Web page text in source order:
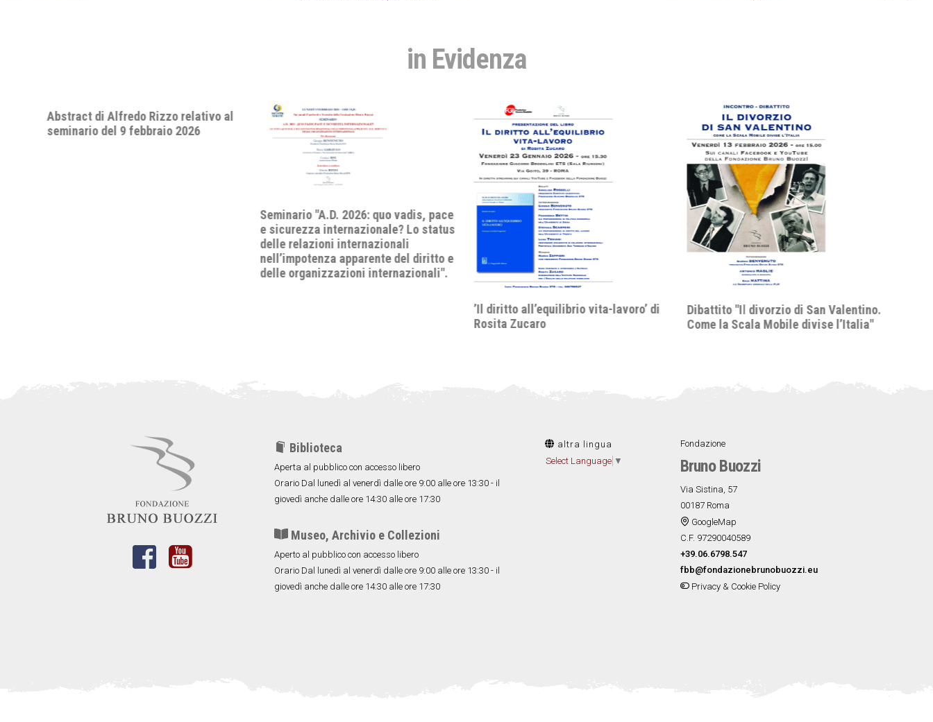
in Evidenza
Abstract di Alfredo Rizzo relativo al
seminario del 9 febbraio 2026
Seminario "A.D. 2026: quo vadis, pace
e sicurezza internazionale? Lo status
delle relazioni internazionali
nell’impotenza apparente del diritto e
delle organizzazioni internazionali".
’Il diritto all’equilibrio vita-lavoro’ di
Rosita Zucaro
Dibattito "Il divorzio di San Valentino.
Come la Scala Mobile divise l’Italia"
Biblioteca
Aperta al pubblico con accesso libero
Orario Dal lunedì al venerdì dalle ore 9:00 alle ore 13:30 - il
giovedì anche dalle ore 14:30 alle ore 17:30
Museo, Archivio e Collezioni
Aperto al pubblico con accesso libero
Orario Dal lunedì al venerdì dalle ore 9:00 alle ore 13:30 - il
giovedì anche dalle ore 14:30 alle ore 17:30
altra lingua
Select Language ▼
Fondazione
Bruno Buozzi
Via Sistina, 57
00187 Roma
GoogleMap
C.F. 97290040589
+39.06.6798.547
fbb@fondazionebrunobuozzi.eu
Privacy & Cookie Policy